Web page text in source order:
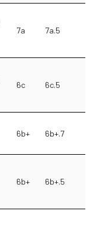
7a 7a.5
6c 6c.5
6b+ 6b+.7
6b+ 6b+.5